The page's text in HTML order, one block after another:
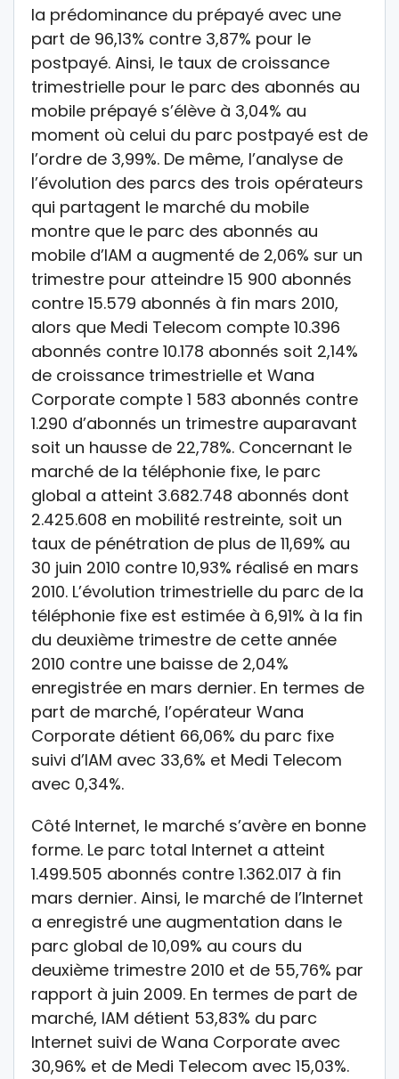
la prédominance du prépayé avec une
part de 96,13% contre 3,87% pour le
postpayé. Ainsi, le taux de croissance
trimestrielle pour le parc des abonnés au
mobile prépayé s’élève à 3,04% au
moment où celui du parc postpayé est de
l’ordre de 3,99%. De même, l’analyse de
l’évolution des parcs des trois opérateurs
qui partagent le marché du mobile
montre que le parc des abonnés au
mobile d’IAM a augmenté de 2,06% sur un
trimestre pour atteindre 15 900 abonnés
contre 15.579 abonnés à fin mars 2010,
alors que Medi Telecom compte 10.396
abonnés contre 10.178 abonnés soit 2,14%
de croissance trimestrielle et Wana
Corporate compte 1 583 abonnés contre
1.290 d’abonnés un trimestre auparavant
soit un hausse de 22,78%. Concernant le
marché de la téléphonie fixe, le parc
global a atteint 3.682.748 abonnés dont
2.425.608 en mobilité restreinte, soit un
taux de pénétration de plus de 11,69% au
30 juin 2010 contre 10,93% réalisé en mars
2010. L’évolution trimestrielle du parc de la
téléphonie fixe est estimée à 6,91% à la fin
du deuxième trimestre de cette année
2010 contre une baisse de 2,04%
enregistrée en mars dernier. En termes de
part de marché, l’opérateur Wana
Corporate détient 66,06% du parc fixe
suivi d’IAM avec 33,6% et Medi Telecom
avec 0,34%.
Côté Internet, le marché s’avère en bonne
forme. Le parc total Internet a atteint
1.499.505 abonnés contre 1.362.017 à fin
mars dernier. Ainsi, le marché de l’Internet
a enregistré une augmentation dans le
parc global de 10,09% au cours du
deuxième trimestre 2010 et de 55,76% par
rapport à juin 2009. En termes de part de
marché, IAM détient 53,83% du parc
Internet suivi de Wana Corporate avec
30,96% et de Medi Telecom avec 15,03%.